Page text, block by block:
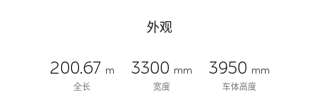
外观
200.67 m
全长
3300 mm
宽度
3950 mm
车体高度